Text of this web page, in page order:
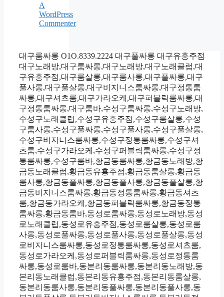
A
WordPress
Commenter
대구룸싸롱 O1O.8339.2224 대구풀싸롱 대구유흥주점
대구노래방,대구룸싸롱,대구노래방,대구노래클럽,대
구유흥주점,대구룸살롱,대구룸사롱,대구풀싸롱,대구
풀사롱,대구풀살롱,대구비지니스룸싸롱,대구정통룸
싸롱,대구셔츠룸,대구가라오케,대구퍼블릭룸싸롱,대
구정통룸싸롱,대구룸바,수성구룸싸롱,수성구노래방,
수성구노래클럽,수성구유흥주점,수성구룸살롱,수성
구룸사롱,수성구풀싸롱,수성구풀사롱,수성구풀살롱,
수성구비지니스룸싸롱,수성구정통룸싸롱,수성구셔
츠룸,수성구가라오케,수성구퍼블릭룸싸롱,수성구정
통룸싸롱,수성구룸바,황금동룸싸롱,황금동노래방,황
금동노래클럽,황금동유흥주점,황금동룸살롱,황금동
룸사롱,황금동풀싸롱,황금동풀사롱,황금동풀살롱,황
금동비지니스룸싸롱,황금동정통룸싸롱,황금동셔츠
룸,황금동가라오케,황금동퍼블릭룸싸롱,황금동정통
룸싸롱,황금동룸바,동성로룸싸롱,동성로노래방,동성
로노래클럽,동성로유흥주점,동성로룸살롱,동성로룸
사롱,동성로풀싸롱,동성로풀사롱,동성로풀살롱,동성
로비지니스룸싸롱,동성로정통룸싸롱,동성로셔츠룸,
동성로가라오케,동성로퍼블릭룸싸롱,동성로정통룸
싸롱,동성로룸바,동본리동룸싸롱,동본리동노래방,동
본리동노래클럽,동본리동유흥주점,동본리동룸살롱,
동본리동룸사롱,동본리동풀싸롱,동본리동풀사롱,동